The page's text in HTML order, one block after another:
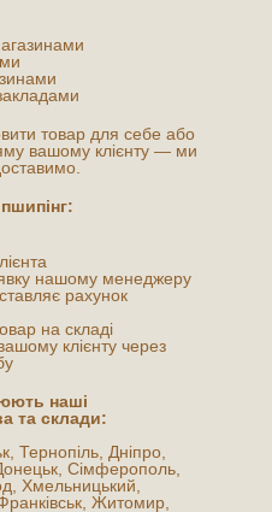
товар для себе або
вашому клієнту — ми
нашому менеджеру
рахунок
на складі
клієнту через
наші
та склади:
Тернопіль, Дніпро,
Сімферополь,
Хмельницький,
Житомир,